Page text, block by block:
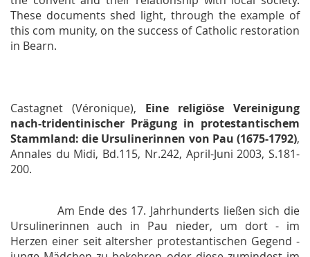
These documents shed light, through the example of
this com munity, on the success of Catholic restoration
in Bearn.
Castagnet (Véronique), Eine religiöse Vereinigung
nach-tridentinischer Prägung in protestantischem
Stammland: die Ursulinerinnen von Pau (1675-1792),
Annales du Midi, Bd.115, Nr.242, April-Juni 2003, S.181-
200.
Am Ende des 17. Jahrhunderts ließen sich die
Ursulinerinnen auch in Pau nieder, um dort - im
Herzen einer seit altersher protestantischen Gegend -